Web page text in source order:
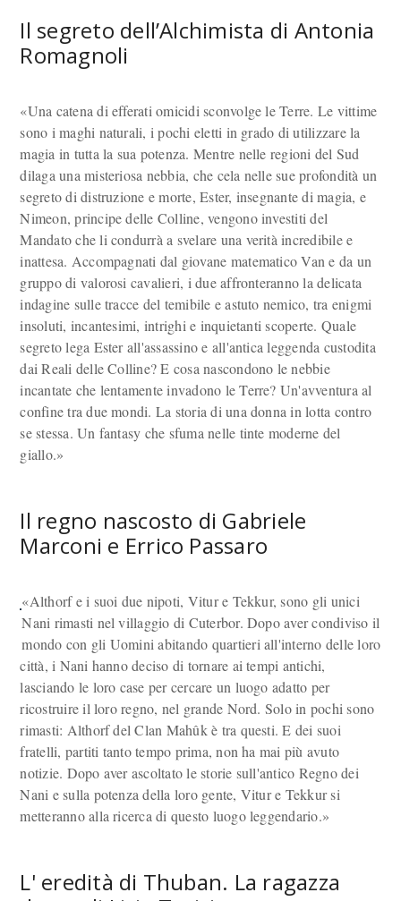
Il segreto dell’Alchimista di Antonia
Romagnoli
«Una catena di efferati omicidi sconvolge le Terre. Le vittime
sono i maghi naturali, i pochi eletti in grado di utilizzare la
magia in tutta la sua potenza. Mentre nelle regioni del Sud
dilaga una misteriosa nebbia, che cela nelle sue profondità un
segreto di distruzione e morte, Ester, insegnante di magia, e
Nimeon, principe delle Colline, vengono investiti del
Mandato che li condurrà a svelare una verità incredibile e
inattesa. Accompagnati dal giovane matematico Van e da un
gruppo di valorosi cavalieri, i due affronteranno la delicata
indagine sulle tracce del temibile e astuto nemico, tra enigmi
insoluti, incantesimi, intrighi e inquietanti scoperte. Quale
segreto lega Ester all'assassino e all'antica leggenda custodita
dai Reali delle Colline? E cosa nascondono le nebbie
incantate che lentamente invadono le Terre? Un'avventura al
confine tra due mondi. La storia di una donna in lotta contro
se stessa. Un fantasy che sfuma nelle tinte moderne del
giallo.»
Il regno nascosto di Gabriele
Marconi e Errico Passaro
«Althorf e i suoi due nipoti, Vitur e Tekkur, sono gli unici
Nani rimasti nel villaggio di Cuterbor. Dopo aver condiviso il
mondo con gli Uomini abitando quartieri all'interno delle loro
città, i Nani hanno deciso di tornare ai tempi antichi,
lasciando le loro case per cercare un luogo adatto per
ricostruire il loro regno, nel grande Nord. Solo in pochi sono
rimasti: Althorf del Clan Mahûk è tra questi. E dei suoi
fratelli, partiti tanto tempo prima, non ha mai più avuto
notizie. Dopo aver ascoltato le storie sull'antico Regno dei
Nani e sulla potenza della loro gente, Vitur e Tekkur si
metteranno alla ricerca di questo luogo leggendario.»
L' eredità di Thuban. La ragazza